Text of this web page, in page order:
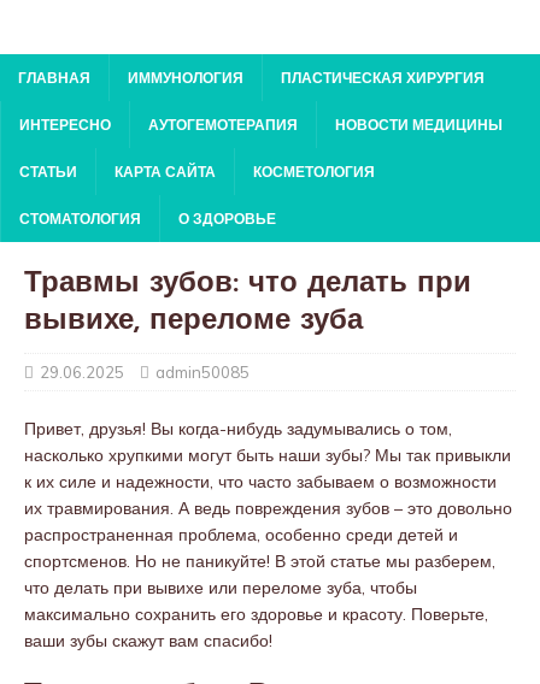
ГЛАВНАЯ ИММУНОЛОГИЯ ПЛАСТИЧЕСКАЯ ХИРУРГИЯ
ИНТЕРЕСНО АУТОГЕМОТЕРАПИЯ НОВОСТИ МЕДИЦИНЫ
СТАТЬИ КАРТА САЙТА КОСМЕТОЛОГИЯ
СТОМАТОЛОГИЯ О ЗДОРОВЬЕ
Травмы зубов: что делать при
вывихе, переломе зуба
29.06.2025 admin50085
Привет, друзья! Вы когда-нибудь задумывались о том,
насколько хрупкими могут быть наши зубы? Мы так привыкли
к их силе и надежности, что часто забываем о возможности
их травмирования. А ведь повреждения зубов – это довольно
распространенная проблема, особенно среди детей и
спортсменов. Но не паникуйте! В этой статье мы разберем,
что делать при вывихе или переломе зуба, чтобы
максимально сохранить его здоровье и красоту. Поверьте,
ваши зубы скажут вам спасибо!